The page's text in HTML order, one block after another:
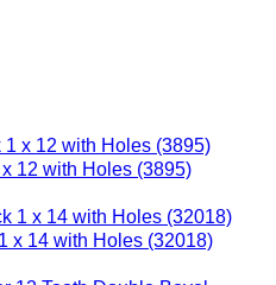
12 with Holes (3895)
x 14 with Holes (32018)